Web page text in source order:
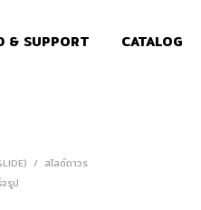
& SUPPORT CATALOG
/ สไลด์ถาวร
รูป